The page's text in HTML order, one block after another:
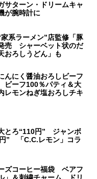
サターン・ドリームキャ
が腕時計に
家系ラーメン”店監修「豚
売 シャーベット状のだ
おろしうどん」も
んにく醤油おろしビーフ
ーフ100％パティ＆大
モンねぎ塩おろしチキ
とろ“110円” ジャンボ
” 「C.C.レモン」コラ
ズコーヒー福袋 ベアフ